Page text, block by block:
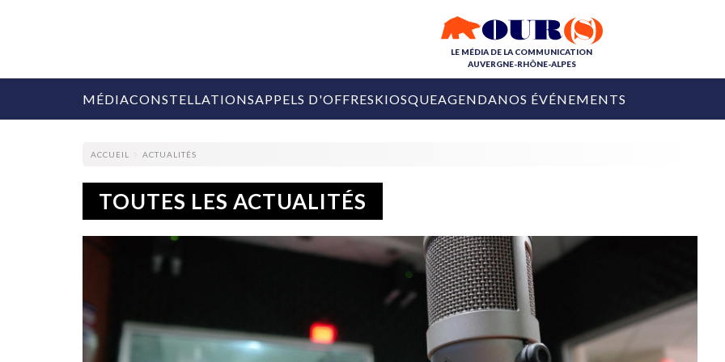
LE MÉDIA DE LA COMMUNICATION
AUVERGNE-RHÔNE-ALPES
MÉDIA
COLLECTIVITÉS
MARQUES
MANAGEMENT
ÉVÉNEMENTIELS
est décédé
COLLECTIVITÉS
PUBLIÉ LE31 JUILLET 2026
Ardèche
Tourisme lance
Ardèche Trip
Planner
COLLECTIVITÉS
[Debrief] Loire
mise sur la déconnexion
digital
Afin de pallier son déficit de
CONSTELLATIONSAPPELS D'OFFRESKIOSQUEAGENDANOS ÉVÉNEMENTS
LES RENDEZ-VOUS MÉDIA
INFLUENCE IA
ACCUEIL ACTUALITÉS
TOUTES LES ACTUALITÉS